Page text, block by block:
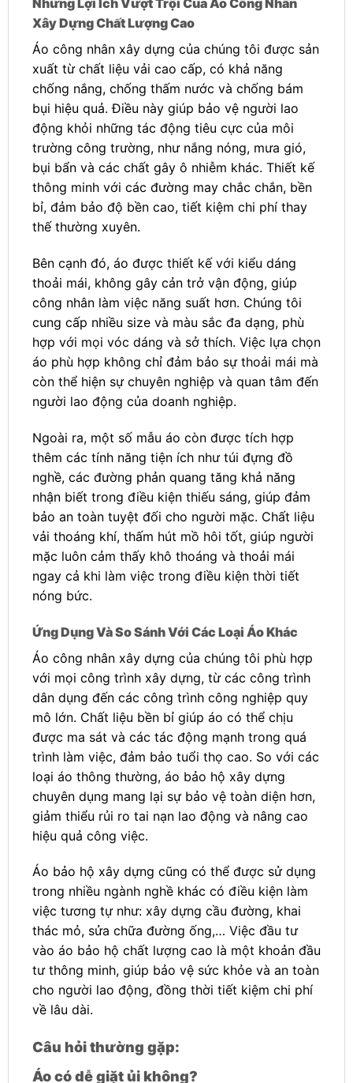
Những Lợi Ích Vượt Trội Của Áo Công Nhân
Xây Dựng Chất Lượng Cao
Áo công nhân xây dựng của chúng tôi được sản
xuất từ chất liệu vải cao cấp, có khả năng
chống nắng, chống thấm nước và chống bám
bụi hiệu quả. Điều này giúp bảo vệ người lao
động khỏi những tác động tiêu cực của môi
trường công trường, như nắng nóng, mưa gió,
bụi bẩn và các chất gây ô nhiễm khác. Thiết kế
thông minh với các đường may chắc chắn, bền
bỉ, đảm bảo độ bền cao, tiết kiệm chi phí thay
thế thường xuyên.
Bên cạnh đó, áo được thiết kế với kiểu dáng
thoải mái, không gây cản trở vận động, giúp
công nhân làm việc năng suất hơn. Chúng tôi
cung cấp nhiều size và màu sắc đa dạng, phù
hợp với mọi vóc dáng và sở thích. Việc lựa chọn
áo phù hợp không chỉ đảm bảo sự thoải mái mà
còn thể hiện sự chuyên nghiệp và quan tâm đến
người lao động của doanh nghiệp.
Ngoài ra, một số mẫu áo còn được tích hợp
thêm các tính năng tiện ích như túi đựng đồ
nghề, các đường phản quang tăng khả năng
nhận biết trong điều kiện thiếu sáng, giúp đảm
bảo an toàn tuyệt đối cho người mặc. Chất liệu
vải thoáng khí, thấm hút mồ hôi tốt, giúp người
mặc luôn cảm thấy khô thoáng và thoải mái
ngay cả khi làm việc trong điều kiện thời tiết
nóng bức.
Ứng Dụng Và So Sánh Với Các Loại Áo Khác
Áo công nhân xây dựng của chúng tôi phù hợp
với mọi công trình xây dựng, từ các công trình
dân dụng đến các công trình công nghiệp quy
mô lớn. Chất liệu bền bỉ giúp áo có thể chịu
được ma sát và các tác động mạnh trong quá
trình làm việc, đảm bảo tuổi thọ cao. So với các
loại áo thông thường, áo bảo hộ xây dựng
chuyên dụng mang lại sự bảo vệ toàn diện hơn,
giảm thiểu rủi ro tai nạn lao động và nâng cao
hiệu quả công việc.
Áo bảo hộ xây dựng cũng có thể được sử dụng
trong nhiều ngành nghề khác có điều kiện làm
việc tương tự như: xây dựng cầu đường, khai
thác mỏ, sửa chữa đường ống,… Việc đầu tư
vào áo bảo hộ chất lượng cao là một khoản đầu
tư thông minh, giúp bảo vệ sức khỏe và an toàn
cho người lao động, đồng thời tiết kiệm chi phí
về lâu dài.
Câu hỏi thường gặp:
Áo có dễ giặt ủi không?